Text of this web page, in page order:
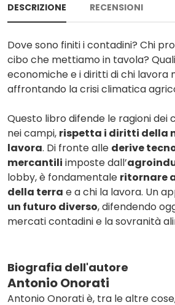
DESCRIZIONE RECENSIONI
Dove sono finiti i contadini? Chi
cibo che mettiamo in tavola?
economiche e i diritti di chi lavora
affrontando la crisi climatica
Questo libro difende le ragioni dei
nei campi, rispetta i diritti della
lavora. Di fronte alle derive
mercantili imposte dall’
lobby, è fondamentale ritornare
della terra e a chi la lavora. Un
un futuro diverso, difendendo
mercati contadini e la sovranità
Biografia dell'autore
Antonio Onorati
Antonio Onorati è, tra le altre